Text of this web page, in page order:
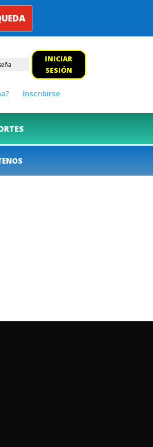
INICIAR
SESIÓN
Inscribirse